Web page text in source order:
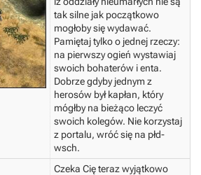
tak silne jak początkowo
mogłoby się wydawać.
Pamiętaj tylko o jednej rzeczy:
na pierwszy ogień wystawiaj
swoich bohaterów i enta.
Dobrze gdyby jednym z
herosów był kapłan, który
mógłby na bieżąco leczyć
swoich kolegów. Nie korzystaj
z portalu, wróć się na płd-
wsch.
Czeka Cię teraz wyjątkowo